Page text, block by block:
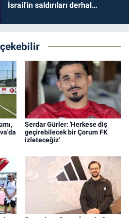
İsrail'in saldırıları derhal
Serdar Gürler: 'Herkese diş
geçirebilecek bir Çorum FK
izleteceğiz'